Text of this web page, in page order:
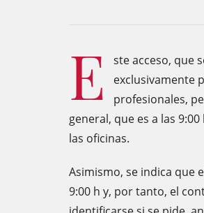
E
ste acceso, que
exclusivamente
profesionales,
general, que es a las
las oficinas.
Asimismo, se indica que
9:00 h y, por tanto, el